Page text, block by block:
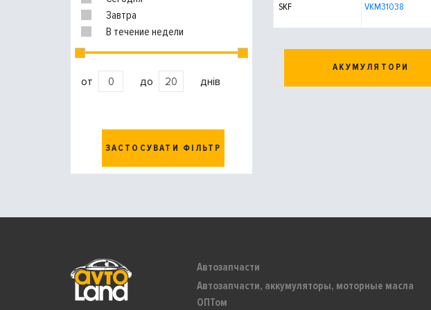
Завтра
В течение недели
от до днів
ЗАСТОСУВАТИ ФІЛЬТР
SKF VKM31038
АКУМУЛЯТОРИ
Автозапчасти
Автозапчасти, аккумуляторы, моторные масла
ОПТом